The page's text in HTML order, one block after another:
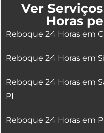
Ver
Horas
Reboque 24 Horas em
Reboque 24 Horas em
Reboque 24 Horas em
PI
Reboque 24 Horas em